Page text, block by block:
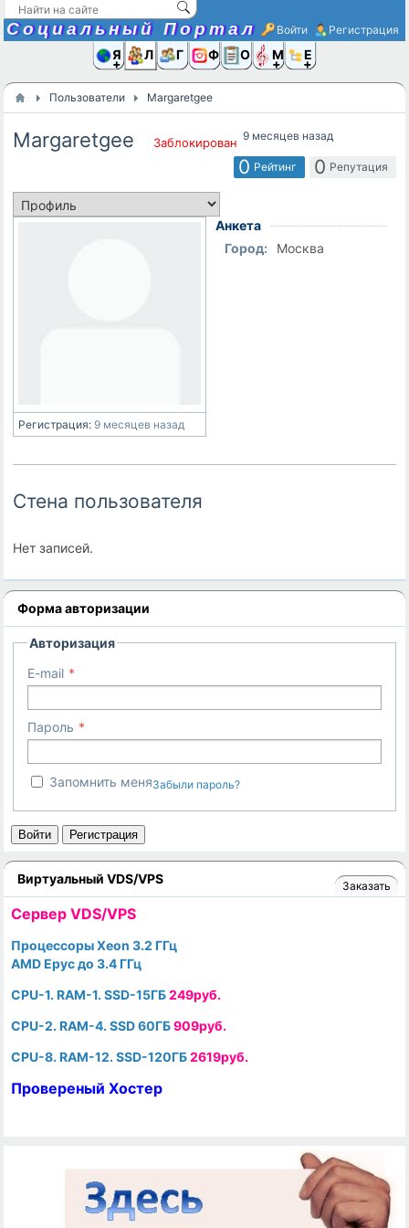
Социальный Портал Войти Регистрация
Я иЛюди
Группы
Фото Ещё
Пользователи Margaretgee
Margaretgee Заблокирован 9 месяцев назад
0 Репутация
0 Рейтинг
Регистрация: 9 месяцев назад
Анкета
Город:
Москва
Стена пользователя
Нет записей.
Форма авторизации
Авторизация
E-mail
Пароль
Запомнить меняЗабыли пароль?
Войти Регистрация
Виртуальный VDS/VPS Заказать
Cервер VDS/VPS
Процессоры Xeon 3.2 ГГц
AMD Epyc до 3.4 ГГц
CPU-1. RAM-1. SSD-15ГБ249руб.
CPU-2. RAM-4. SSD 60ГБ909руб.
CPU-8. RAM-12. SSD-120ГБ2619руб.
Провереный Хостер